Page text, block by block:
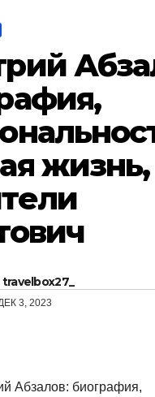
жизнь,
travelbox27_
3, 2023